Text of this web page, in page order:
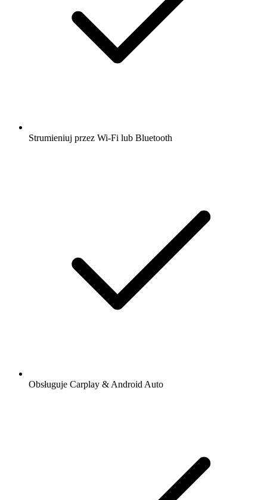
Strumieniuj przez Wi-Fi lub Bluetooth
Obsługuje Carplay & Android Auto